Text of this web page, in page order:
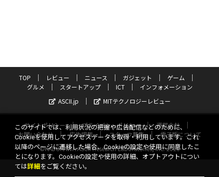
TOP レビュー ニュース ガジェット
ゲーム
グルメ
スタートアップ ICT
インフォメーション
ASCII.jp
MITテクノロジーレビュー
サイトポリシー プライバシーポリシー
運営会社
お問い合わせ
広告掲載 スタッフ募集
電子版について
©KADOKAWA ASCII Research Laboratories, Inc. 2026
このサイトでは、利用状況の把握や広告配信などのために、
Cookieを使用してアクセスデータを取得・利用しています。これ
以降のページに遷移した場合、Cookieの設定や使用に同意したこ
とになります。Cookieの設定や使用の詳細、オプトアウトについ
ては詳細 をご覧ください。